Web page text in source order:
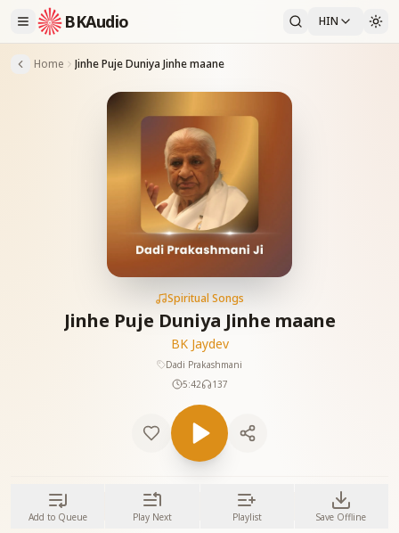
BKAudio HIN
Home Jinhe Puje Duniya Jinhe maane
Spiritual Songs
Jinhe Puje Duniya Jinhe maane
BK Jaydev
Dadi Prakashmani
5:42
137
Add to Queue Play Next Playlist Save Offline